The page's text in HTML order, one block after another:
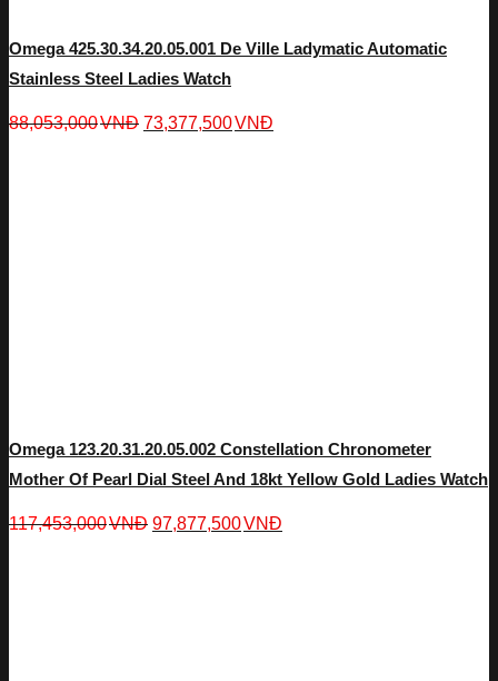
Omega 425.30.34.20.05.001 De Ville Ladymatic Automatic
Stainless Steel Ladies Watch
88,053,000VNĐ 73,377,500VNĐ
Omega 123.20.31.20.05.002 Constellation Chronometer
Mother Of Pearl Dial Steel And 18kt Yellow Gold Ladies Watch
117,453,000VNĐ 97,877,500VNĐ